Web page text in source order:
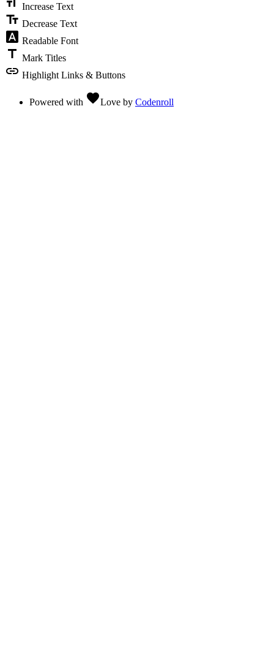
Increase Text
text_fields Decrease Text
font_download Readable Font
title Mark Titles
link Highlight Links & Buttons
Powered with favoriteLove by Codenroll